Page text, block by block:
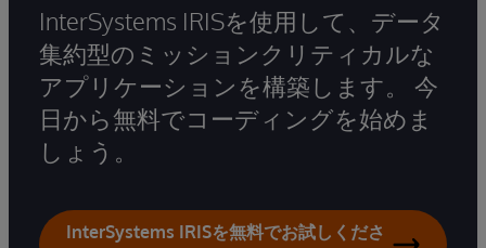
InterSystems IRISを使用して、データ
集約型のミッションクリティカルな
アプリケーションを構築します。 今
日から無料でコーディングを始めま
しょう。
InterSystems IRISを無料でお試しくださ